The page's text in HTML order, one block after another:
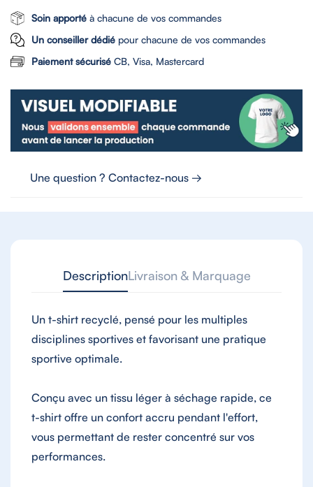
Soin apporté à chacune de vos commandes
Un conseiller dédié pour chacune de vos commandes
Paiement sécurisé CB, Visa, Mastercard
Une question ? Contactez-nous →
DescriptionLivraison & Marquage
Un t-shirt recyclé, pensé pour les multiples
disciplines sportives et favorisant une pratique
sportive optimale.
Conçu avec un tissu léger à séchage rapide, ce
t-shirt offre un confort accru pendant l'effort,
vous permettant de rester concentré sur vos
performances.